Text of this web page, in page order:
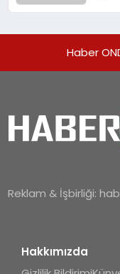
Haber
Reklam & İşbirliği:
Hakkımızda